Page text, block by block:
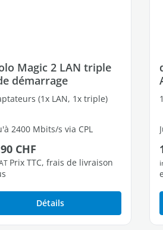
Magic 2 LAN triple
démarrage
(1x LAN, 1x triple)
2400 Mbits/s via CPL
Ethernet Gigabit libres
:
CHF
Prix TTC, frais de livraison
Détails